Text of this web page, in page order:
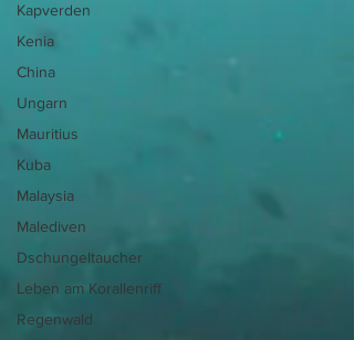
Kapverden
Kenia
China
Ungarn
Mauritius
Kuba
Malaysia
Malediven
Dschungeltaucher
Leben am Korallenriff
Regenwald